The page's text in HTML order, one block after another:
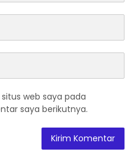
web saya pada
saya berikutnya.